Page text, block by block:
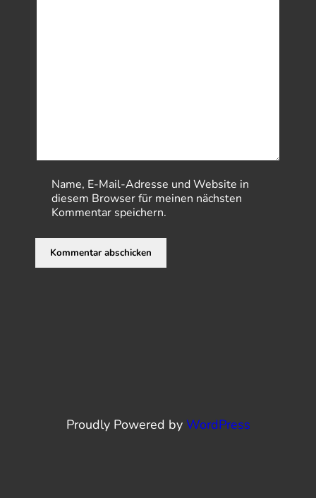
Name, E-Mail-Adresse und Website in
diesem Browser für meinen nächsten
Kommentar speichern.
Proudly Powered by WordPress